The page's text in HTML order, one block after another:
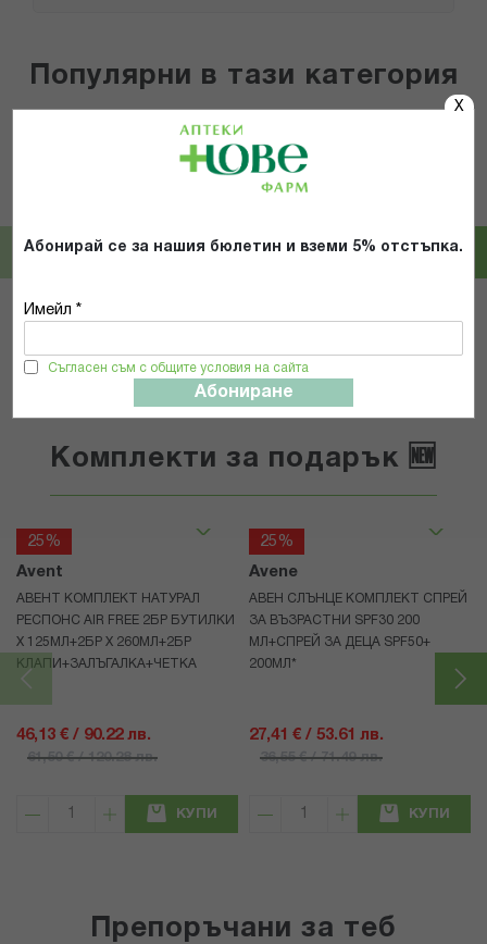
X
Абонирай се за нашия бюлетин и вземи 5% отстъпка.
Имейл *
Съгласен съм с общите условия на сайта
Абониране
Популярни в тази категория
ЛОСИОН ЗА ТЯЛО 500МЛ 995032
Orthoteh
Комплекти за подарък 🆕
25%
Avent
АВЕНТ КОМПЛЕКТ НАТУРАЛ
РЕСПОНС AIR FREE 2БР БУТИЛКИ
Х 125МЛ+2БР Х 260МЛ+2БР
КЛАПИ+ЗАЛЪГАЛКА+ЧЕТКА
46,13 € / 90.22 лв.
61,50 € / 120.28 лв.
КУПИ
25%
Avene
АВЕН СЛЪНЦЕ КОМПЛЕКТ СПРЕЙ
ЗА ВЪЗРАСТНИ SPF30 200
МЛ+СПРЕЙ ЗА ДЕЦА SPF50+
200МЛ*
27,41 € / 53.61 лв.
36,55 € / 71.49 лв.
КУПИ
Препоръчани за теб